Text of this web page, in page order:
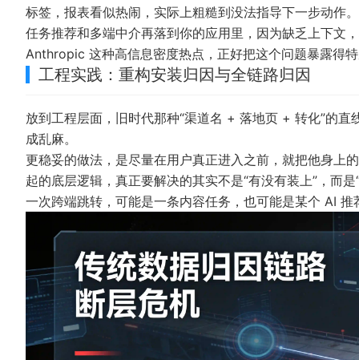
标签，报表看似热闹，实际上粗糙到没法指导下一步动作
任务推荐和多端中介再落到你的应用里，因为缺乏上下文
Anthropic 这种高信息密度热点，正好把这个问题暴露得
工程实践：重构安装归因与全链路归因
放到工程层面，旧时代那种“渠道名 + 落地页 + 转化”的
成乱麻。
更稳妥的做法，是尽量在用户真正进入之前，就把他身上
起的底层逻辑，真正要解决的其实不是“有没有装上”，而
一次跨端跳转，可能是一条内容任务，也可能是某个 AI 推